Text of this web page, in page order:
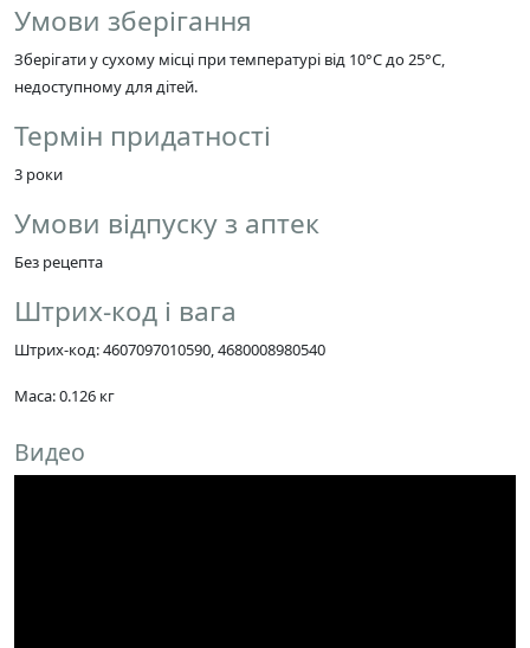
Умови зберігання
Зберігати у сухому місці при температурі від 10°C до 25°C,
недоступному для дітей.
Термін придатності
3 роки
Умови відпуску з аптек
Без рецепта
Штрих-код і вага
Штрих-код: 4607097010590, 4680008980540
Маса: 0.126 кг
Видео